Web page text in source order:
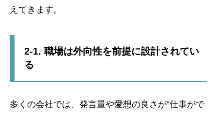
えてきます。
2-1. 職場は外向性を前提に設計されてい
る
多くの会社では、発言量や愛想の良さが“仕事がで